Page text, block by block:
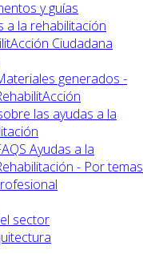
y guías
a la rehabilitación
Ciudadana
generados -
las ayudas a la
Ayudas a la
- Por temas
sector